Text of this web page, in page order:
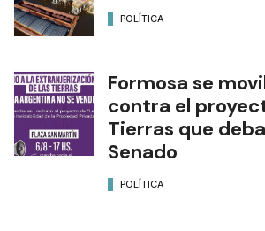
POLÍTICA
Formosa se
contra el
Tierras que
Senado
POLÍTICA